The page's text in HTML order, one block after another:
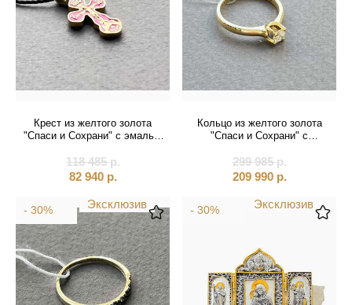
Крест из желтого золота
"Спаси и Сохрани" с эмалью
118 485р.
82 940 р.
Кольцо из желтого золота
"Спаси и Сохрани" с
299 985р.
209 990 р.
Эксклюзив
- 30% Эксклюзив
- 30%